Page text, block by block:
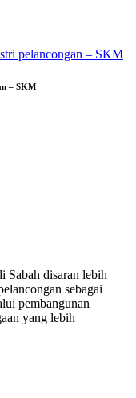
– SKM
disaran lebih
sebagai
pembangunan
yang lebih